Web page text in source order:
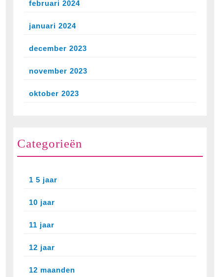
februari 2024
januari 2024
december 2023
november 2023
oktober 2023
Categorieën
1 5 jaar
10 jaar
11 jaar
12 jaar
12 maanden